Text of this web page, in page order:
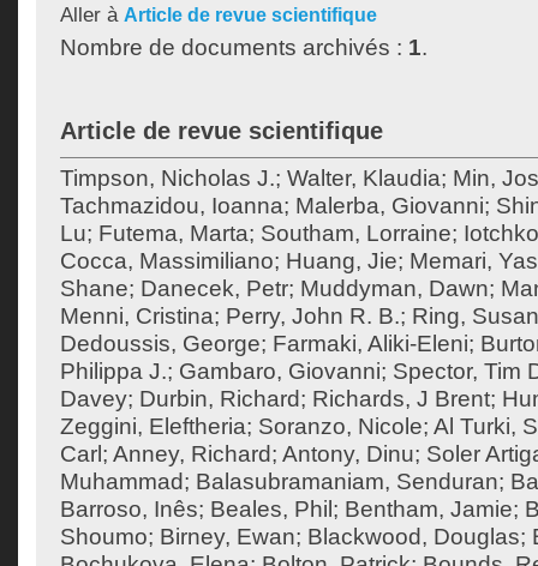
Aller à Article de revue scientifique
Nombre de documents archivés : 1.
Article de revue scientifique
Timpson, Nicholas J.; Walter, Klaudia; Min,
Tachmazidou, Ioanna; Malerba, Giovanni;
Lu; Futema, Marta; Southam, Lorraine;
Cocca, Massimiliano; Huang, Jie; Memari,
Shane; Danecek, Petr; Muddyman, Dawn;
Menni, Cristina; Perry, John R. B.; Ring,
Dedoussis, George; Farmaki, Aliki-Eleni;
Philippa J.; Gambaro, Giovanni; Spector, Tim
Davey; Durbin, Richard; Richards, J Brent;
Zeggini, Eleftheria; Soranzo, Nicole; Al Turki,
Carl ; Anney, Richard; Antony, Dinu; Soler
Muhammad; Balasubramaniam, Senduran;
Barroso, Inês; Beales, Phil ; Bentham, Jamie;
Shoumo; Birney, Ewan; Blackwood, Douglas;